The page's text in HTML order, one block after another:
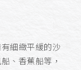
細緻平緩的沙
、香蕉船等，